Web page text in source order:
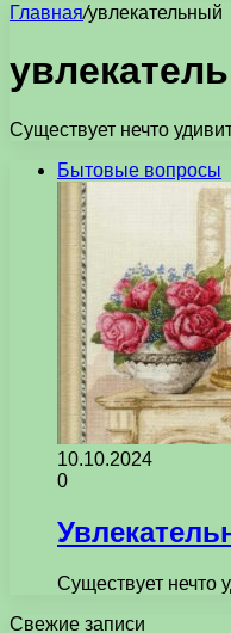
Главная/увлекательный
Существует нечто
Бытовые вопросы
10.10.2024
0
Существует нечто
Свежие записи